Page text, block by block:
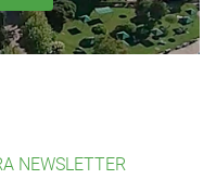
NEWSLETTER